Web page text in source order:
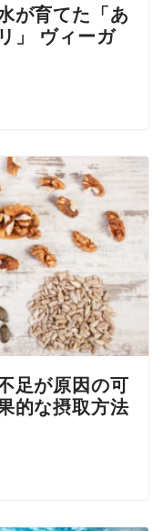
が育てた「あ
」 ヴィーガ
足が原因の可
的な摂取方法